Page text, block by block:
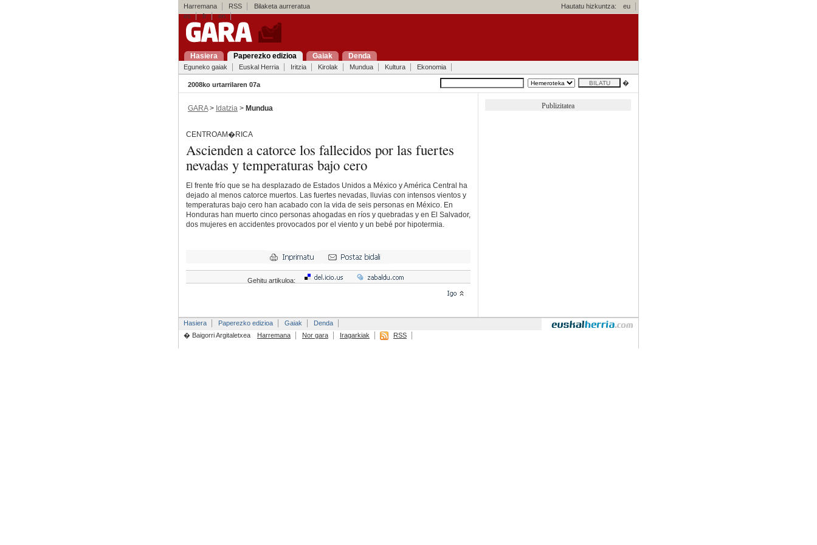
Harremana RSS Bilaketa aurreratua Hautatu hizkuntza:
eu
es
fr en
Hasiera Paperezko edizioa Gaiak Denda
Eguneko gaiak Euskal Herria Iritzia Kirolak Mundua Kultura Ekonomia
2008ko urtarrilaren 07a �
GARA> Idatzia > Mundua
CENTROAM�RICA
Ascienden a catorce los fallecidos por las fuertes
nevadas y temperaturas bajo cero
El frente frío que se ha desplazado de Estados Unidos a México y América Central ha
dejado al menos catorce muertos. Las fuertes nevadas, lluvias con intensos vientos y
temperaturas bajo cero han acabado con la vida de seis personas en México. En
Honduras han muerto cinco personas ahogadas en ríos y quebradas y en El Salvador,
dos mujeres en accidentes provocados por el viento y un bebé por hipotermia.
Gehitu artikuloa:
Publizitatea
Hasiera Paperezko edizioa Gaiak
Denda
� Baigorri Argitaletxea
Harremana Nor gara Iragarkiak RSS